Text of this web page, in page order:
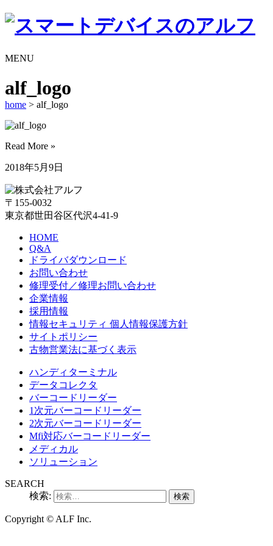
MENU
alf_logo
home > alf_logo
Read More »
2018年5月9日
〒155-0032
東京都世田谷区代沢4-41-9
HOME
Q&A
ドライバダウンロード
お問い合わせ
修理受付／修理お問い合わせ
企業情報
採用情報
情報セキュリティ 個人情報保護方針
サイトポリシー
古物営業法に基づく表示
ハンディターミナル
データコレクタ
バーコードリーダー
1次元バーコードリーダー
2次元バーコードリーダー
Mfi対応バーコードリーダー
メディカル
ソリューション
SEARCH
検索:
Copyright © ALF Inc.